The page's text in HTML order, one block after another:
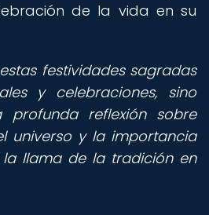
de la vida en su
festividades sagradas
y celebraciones, sino
reflexión sobre
universo y la importancia
llama de la tradición en